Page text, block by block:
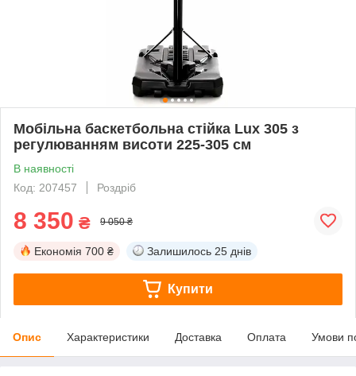
Мобільна баскетбольна стійка Lux 305 з
регулюванням висоти 225-305 см
В наявності
Код: 207457
Роздріб
8 350 ₴ 9 050 ₴
Економія 700 ₴ Залишилось 25 днів
Купити
Опис Характеристики Доставка Оплата Умови